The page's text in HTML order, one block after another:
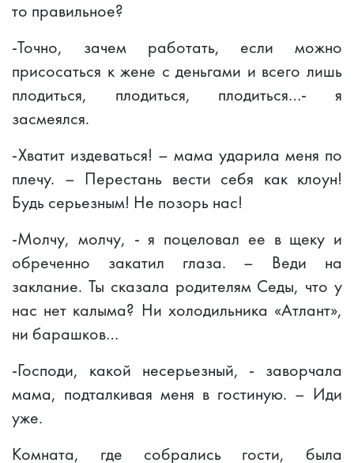
то правильное?
-Точно, зачем работать, если можно
присосаться к жене с деньгами и всего лишь
плодиться, плодиться, плодиться…- я
засмеялся.
-Хватит издеваться! – мама ударила меня по
плечу. – Перестань вести себя как клоун!
Будь серьезным! Не позорь нас!
-Молчу, молчу, - я поцеловал ее в щеку и
обреченно закатил глаза. – Веди на
заклание. Ты сказала родителям Седы, что у
нас нет калыма? Ни холодильника «Атлант»,
ни барашков…
-Господи, какой несерьезный, - заворчала
мама, подталкивая меня в гостиную. – Иди
уже.
Комната, где собрались гости, была